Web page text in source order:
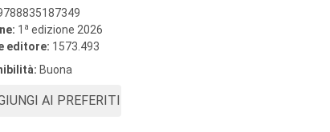
1 a edizione 2026
editore: 1573.493
Buona
AI PREFERITI